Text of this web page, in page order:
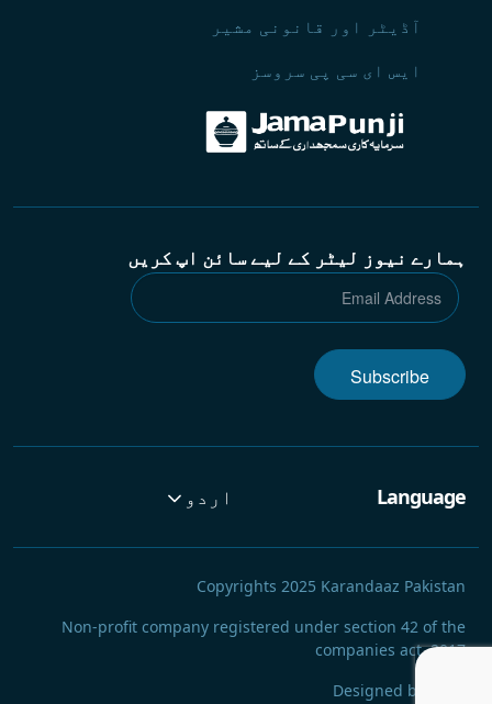
آڈیٹر اور قانونی مشیر
ایس ای سی پی سروسز
ہمارے نیوز لیٹر کے لیے سائن اپ کریں
Subscribe
Language اردو
Copyrights 2025 Karandaaz Pakistan
Non-profit company registered under section 42 of the
companies act, 2017
Designed by Rayn